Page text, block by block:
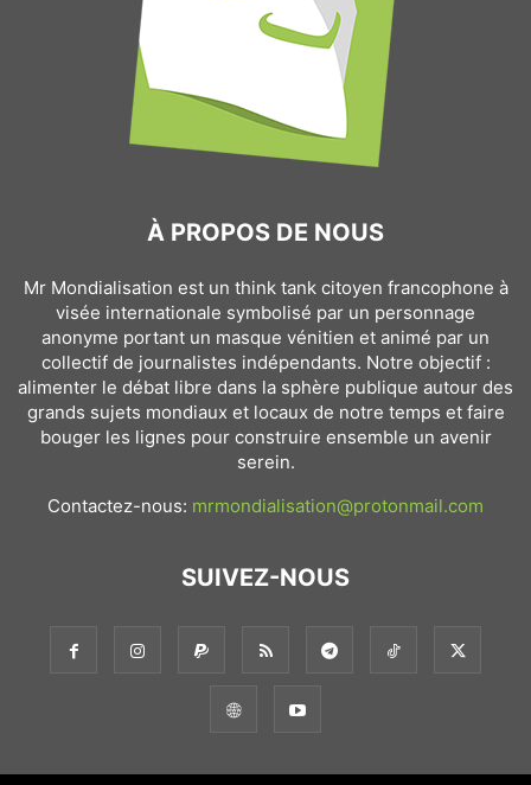
À PROPOS DE NOUS
Mr Mondialisation est un think tank citoyen francophone à
visée internationale symbolisé par un personnage
anonyme portant un masque vénitien et animé par un
collectif de journalistes indépendants. Notre objectif :
alimenter le débat libre dans la sphère publique autour des
grands sujets mondiaux et locaux de notre temps et faire
bouger les lignes pour construire ensemble un avenir
serein.
Contactez-nous: mrmondialisation@protonmail.com
SUIVEZ-NOUS